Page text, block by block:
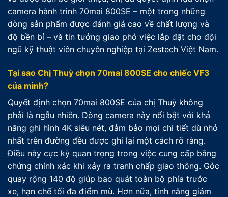
camera hành trình 70mai 800SE – một trong những
dòng sản phẩm được đánh giá cao về chất lượng và
độ bền bỉ – và tin tưởng giao phó việc lắp đặt cho đội
ngũ kỹ thuật viên chuyên nghiệp tại Zestech Việt Nam.
Tại sao Chị Thuỳ chọn 70mai 800SE cho chiếc VF3
của mình?
Quyết định chọn 70mai 800SE của chị Thuỳ không
phải là ngẫu nhiên. Dòng camera này nổi bật với khả
năng ghi hình 4K siêu nét, đảm bảo mọi chi tiết dù nhỏ
nhất trên đường đều được ghi lại một cách rõ ràng.
Điều này cực kỳ quan trọng trong việc cung cấp bằng
chứng chính xác khi xảy ra tranh chấp giao thông. Góc
quay rộng 140 độ giúp bao quát toàn bộ phía trước
xe, hạn chế tối đa điểm mù. Hơn nữa, tính năng giám